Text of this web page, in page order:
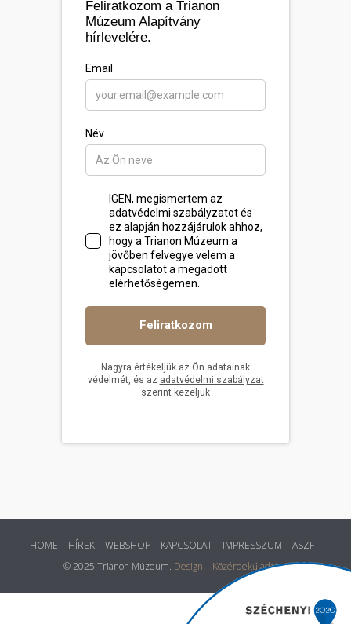
HOME HÍREK WEBSHOP KAPCSOLAT IMPRESSZUM
ASZF
© 2025 Trianon Múzeum. Design Közérdekű adatok